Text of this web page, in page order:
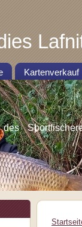
Kartenverkauf